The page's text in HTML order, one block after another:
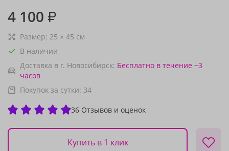
4 100 ₽
Размер: 25 × 45 см
В наличии
Доставка в г. Новосибирск: Бесплатно в течение ~3
часов
Покупок за сутки: 34
36 Отзывов и оценок
Купить в 1 клик